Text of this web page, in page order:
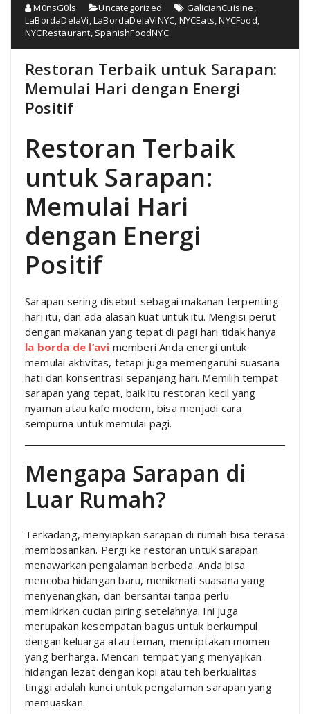
M0nsG0ls Uncategorized GalicianCuisine
LaBordaDelaVi ,LaBordaDelaViNYC NYCEats ,NYCFood
NYCRestaurant SpanishFoodNYC
Restoran Terbaik untuk Sarapan:
Memulai Hari dengan Energi
Positif
Restoran Terbaik
untuk Sarapan:
Memulai Hari
dengan Energi
Positif
Sarapan sering disebut sebagai makanan terpenting
hari itu, dan ada alasan kuat untuk itu. Mengisi perut
dengan makanan yang tepat di pagi hari tidak hanya
la borda de l’avi memberi Anda energi untuk
memulai aktivitas, tetapi juga memengaruhi suasana
hati dan konsentrasi sepanjang hari. Memilih tempat
sarapan yang tepat, baik itu restoran kecil yang
nyaman atau kafe modern, bisa menjadi cara
sempurna untuk memulai pagi.
Mengapa Sarapan di
Luar Rumah?
Terkadang, menyiapkan sarapan di rumah bisa terasa
membosankan. Pergi ke restoran untuk sarapan
menawarkan pengalaman berbeda. Anda bisa
mencoba hidangan baru, menikmati suasana yang
menyenangkan, dan bersantai tanpa perlu
memikirkan cucian piring setelahnya. Ini juga
merupakan kesempatan bagus untuk berkumpul
dengan keluarga atau teman, menciptakan momen
yang berharga. Mencari tempat yang menyajikan
hidangan lezat dengan kopi atau teh berkualitas
tinggi adalah kunci untuk pengalaman sarapan yang
memuaskan.